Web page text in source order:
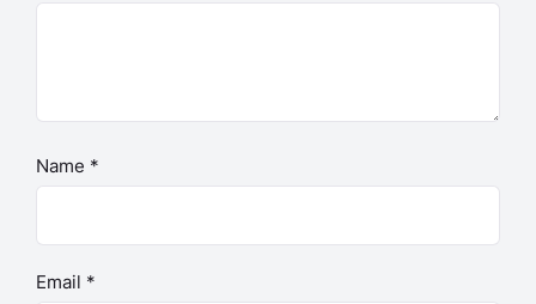
Name *
Email *